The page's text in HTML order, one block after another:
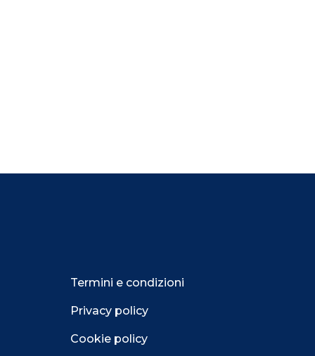
Termini e condizioni
Privacy policy
Cookie policy